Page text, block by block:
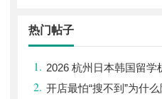
热门帖子
1. 2026 杭州日本韩国留学
以及收费标准
2. 开店最怕“搜不到”为什